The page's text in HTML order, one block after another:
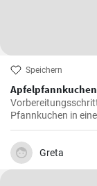
Speichern
Apfelpfannkuchen
Pfannkuchen in
braten.
Greta